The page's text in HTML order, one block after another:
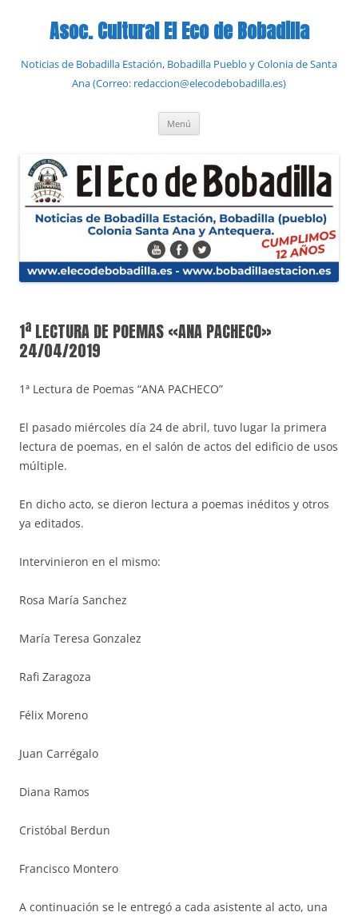
contenidoAsoc. Cultural El Eco de Bobadilla
Noticias de Bobadilla Estación, Bobadilla Pueblo y Colonia de Santa
Ana (Correo: redaccion@elecodebobadilla.es)
Menú
1ª LECTURA DE POEMAS «ANA PACHECO»
24/04/2019
1ª Lectura de Poemas “ANA PACHECO”
El pasado miércoles día 24 de abril, tuvo lugar la primera
lectura de poemas, en el salón de actos del edificio de usos
múltiple.
En dicho acto, se dieron lectura a poemas inéditos y otros
ya editados.
Intervinieron en el mismo:
Rosa María Sanchez
María Teresa Gonzalez
Rafi Zaragoza
Félix Moreno
Juan Carrégalo
Diana Ramos
Cristóbal Berdun
Francisco Montero
A continuación se le entregó a cada asistente al acto, una